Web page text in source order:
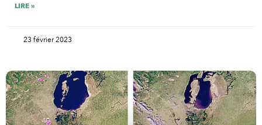
LIRE »
23 février 2023